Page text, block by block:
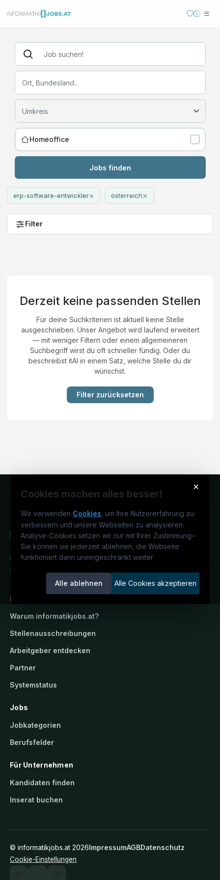
Homeoffice
Jobs finden
erp-software-entwickler× österreich×
Filter
Derzeit keine passenden Stellen
Für deine Suchkriterien ist aktuell keine Stelle
ausgeschrieben. Unser Angebot wird laufend erweitert
— mit weniger Filtern oder einem allgemeineren
Suchbegriff wirst du oft schneller fündig. Oder du
beschreibst itAI in einem Satz, welche Stelle du dir
wünschst.
Filter zurücksetzen
×
Cookies machen alles besser!
Wir verwenden Cookies , um Ihre Nutzererfahrung zu
verbessern und unsere Webseiten zu analysieren.
Analyse-Cookies setzen wir nur mit Ihrer Zustimmung–
Sie können sie jederzeit ablehnen, die Webseite
funktioniert dann uneingeschränkt weiter
Alle ablehnen Alle Cookies akzeptieren
Österreichs IT-Karriereportal.Ein
Service der candidatis GmbH.
informatikjobs.at
Warum informatikjobs.at?
Stellenausschreibungen
Arbeitgeber entdecken
Partner
Systemstatus
Jobs
Jobkategorien
Berufsfelder
Für Unternehmen
Kandidaten finden
Inserat buchen
© informatikjobs.at 2026ImpressumAGBDatenschutz
Cookie-Einstellungen